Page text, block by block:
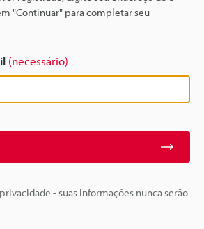
"Continuar" para completar seu
(necessário)
- suas informações nunca serão